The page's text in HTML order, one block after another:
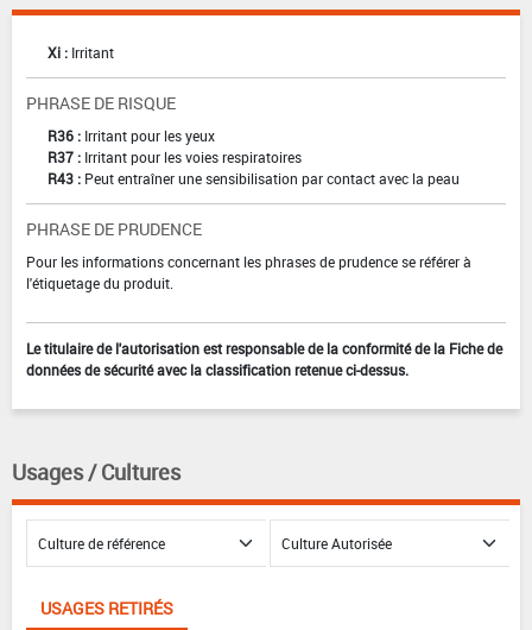
Xi : Irritant
PHRASE DE RISQUE
R36 : Irritant pour les yeux
R37 : Irritant pour les voies respiratoires
R43 : Peut entraîner une sensibilisation par contact avec la peau
PHRASE DE PRUDENCE
Pour les informations concernant les phrases de prudence se référer à
l'étiquetage du produit.
Le titulaire de l'autorisation est responsable de la conformité de la Fiche de
données de sécurité avec la classification retenue ci-dessus.
Usages / Cultures
USAGES RETIRÉS